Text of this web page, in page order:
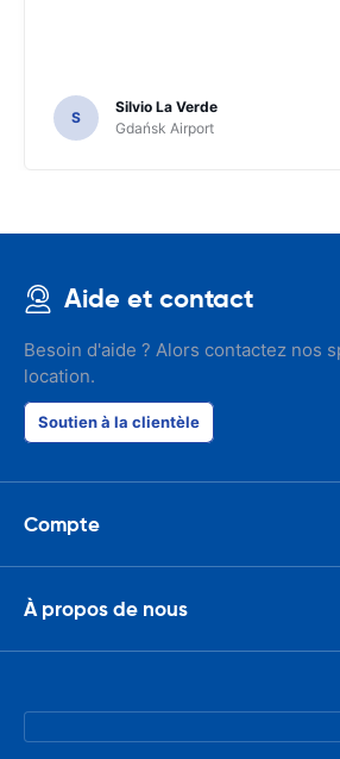
S
Silvio La Verde
Gdańsk Airport
Aide et contact
Besoin d'aide ? Alors contactez nos
location.
Soutien à la clientèle
Compte
À propos de nous